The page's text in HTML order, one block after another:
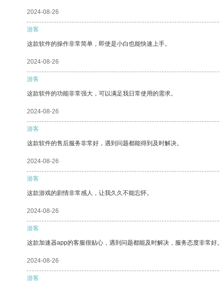
2024-08-26
游客
这款软件的操作非常简单，即使是小白也能快速上手。
2024-08-26
游客
这款软件的功能非常强大，可以满足我日常使用的需求。
2024-08-26
游客
这款软件的售后服务非常好，遇到问题都能得到及时解决。
2024-08-26
游客
这款游戏的剧情非常感人，让我久久不能忘怀。
2024-08-26
游客
这款加速器app的客服很贴心，遇到问题都能及时解决，服务态度非常好。
2024-08-26
游客